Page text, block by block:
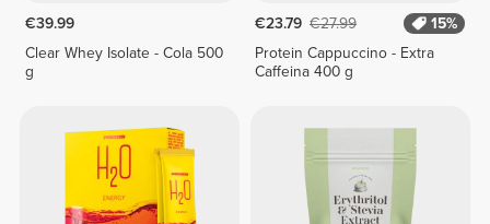
€39.99
Clear Whey Isolate - Cola 500
g
€23.79 €27.99
15%
Protein Cappuccino - Extra
Caffeina 400 g